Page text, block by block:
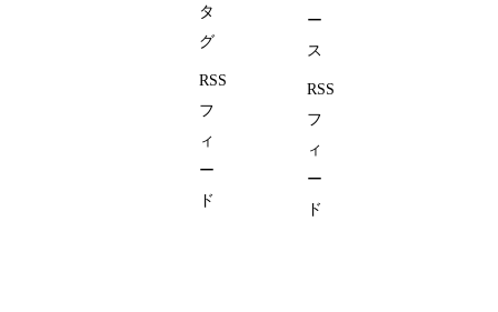
タ
グ
RSS
フ
ィ
ー
ド
ー
ス
RSS
フ
ィ
ー
ド